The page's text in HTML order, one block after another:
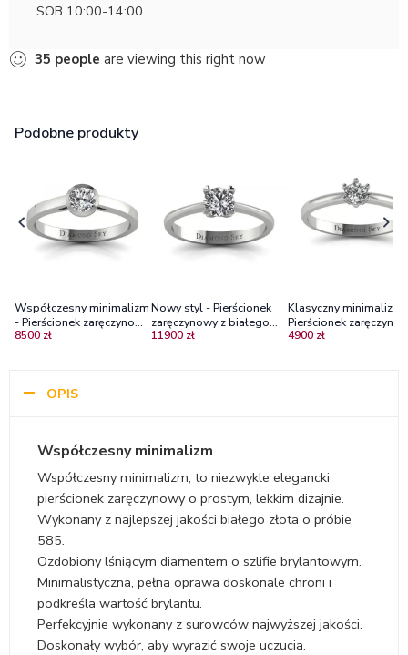
SOB 10:00-14:00
35 people are viewing this right now
Podobne produkty
Współczesny minimalizm
- Pierścionek zaręczynowy
Diamond Sky, białe złoto,
8500 zł
Nowy styl - Pierścionek
zaręczynowy z białego
złota z diamentem
11900 zł
Klasyczny minimalizm
Pierścionek
białego złota z
4900 zł
OPIS
Współczesny minimalizm
Współczesny minimalizm, to niezwykle elegancki
pierścionek zaręczynowy o prostym, lekkim dizajnie.
Wykonany z najlepszej jakości białego złota o próbie
585.
Ozdobiony lśniącym diamentem o szlifie brylantowym.
Minimalistyczna, pełna oprawa doskonale chroni i
podkreśla wartość brylantu.
Perfekcyjnie wykonany z surowców najwyższej jakości.
Doskonały wybór, aby wyrazić swoje uczucia.